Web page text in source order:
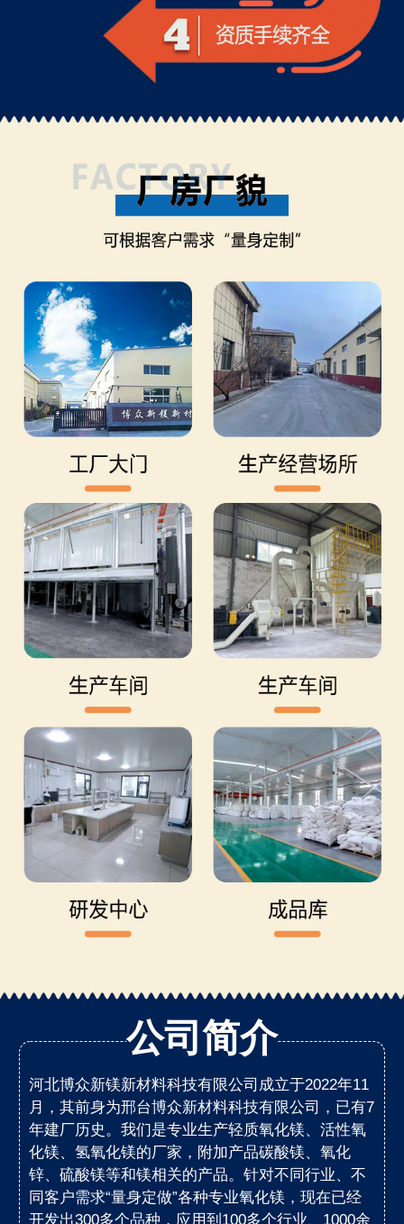
公司简介
河北博众新镁新材料科技有限公司成立于2022年11
月，其前身为邢台博众新材料科技有限公司，已有7
年建厂历史。我们是专业生产轻质氧化镁、活性氧
化镁、氢氧化镁的厂家，附加产品碳酸镁、氧化
锌、硫酸镁等和镁相关的产品。针对不同行业、不
同客户需求“量身定做”各种专业氧化镁，现在已经
开发出300多个品种，应用到100多个行业、1000余